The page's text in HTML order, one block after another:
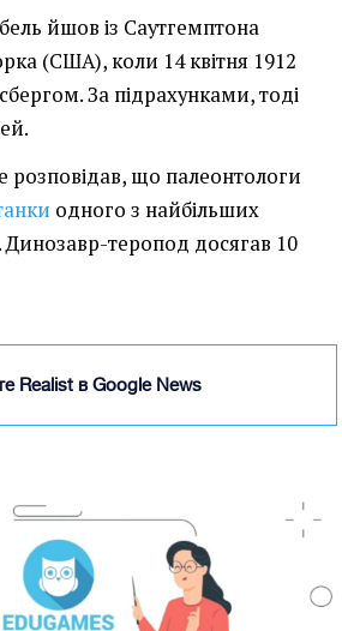
йшов із Саутгемптона
(США), коли 14 квітня 1912
За підрахунками, тоді
розповідав, що палеонтологи
одного з найбільших
Динозавр-теропод досягав 10
Realist в Google News